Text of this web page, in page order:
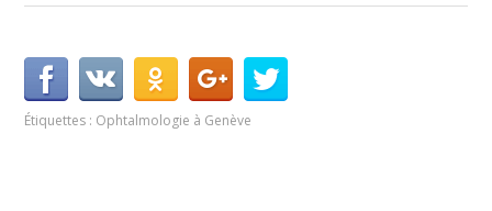
Étiquettes : Ophtalmologie à Genève